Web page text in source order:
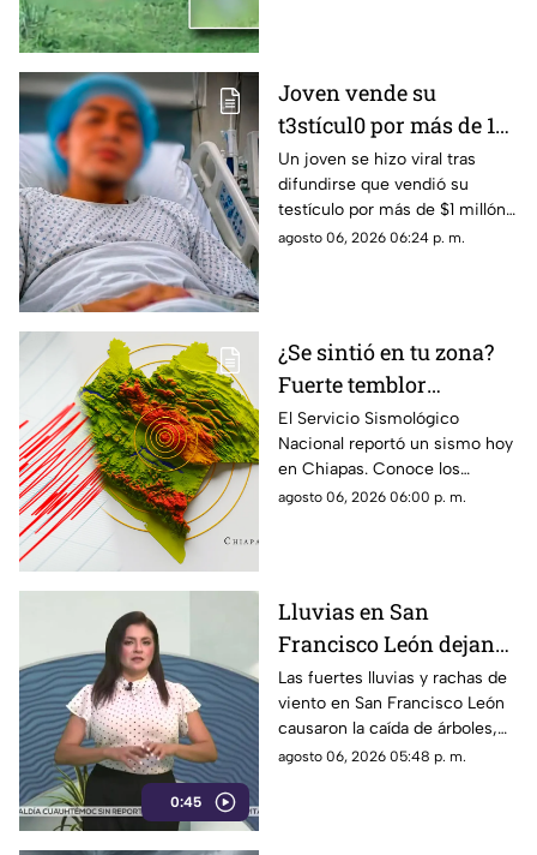
Joven vende su
t3stícul0 por más de 1
millón de pesos: ¿Es
real o es IA la foto en
redes sociales?
Un joven se hizo viral tras
difundirse que vendió su
testículo por más de $1 millón
de pesos. ¿Qué tan real es
agosto 06, 2026 06:24 p. m.
¿Se sintió en tu zona?
Fuerte temblor
sorprende a habitantes
de Mapastepec,
Chiapas
El Servicio Sismológico
Nacional reportó un sismo hoy
en Chiapas. Conoce los
detalles del movimiento
agosto 06, 2026 06:00 p. m.
0:45
Lluvias en San
Francisco León dejan
viviendas dañadas y
carreteras bloqueadas
Las fuertes lluvias y rachas de
viento en San Francisco León
causaron la caída de árboles,
cortes de luz y destrozos en
agosto 06, 2026 05:48 p. m.